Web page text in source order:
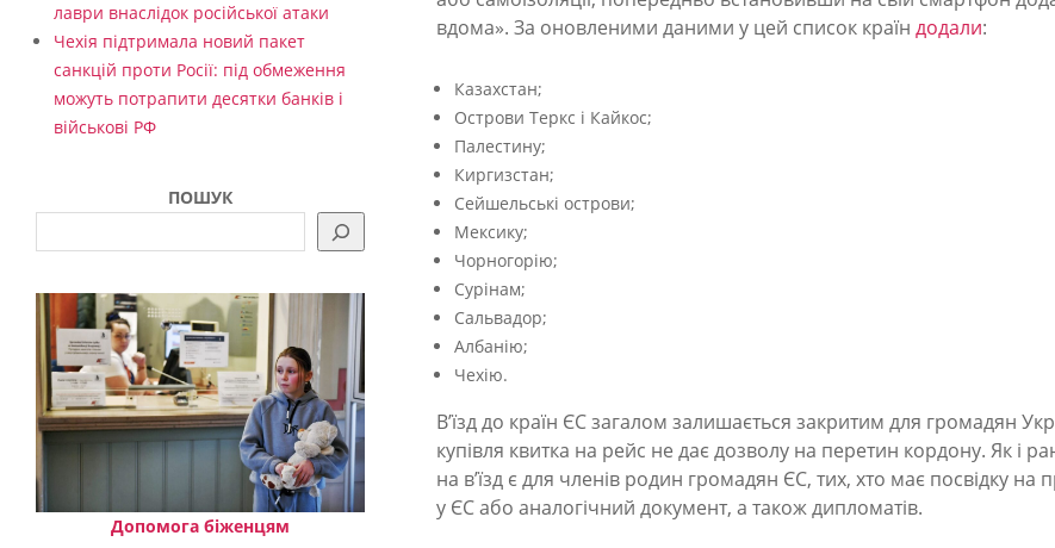
н
з
н
о
в
у
в
і
д
р
а
в
вдома». За оновленими даними у цей список країн додали:
Казахстан;
Острови Теркс і Кайкос;
Палестину;
Киргизстан;
Сейшельські острови;
Мексику;
Чорногорію;
Сурінам;
Сальвадор;
Албанію;
Чехію.
В’їзд до країн ЄС загалом залишається закритим для громадян
купівля квитка на рейс не дає дозволу на перетин кордону. Як і
на в’їзд є для членів родин громадян ЄС, тих, хто має посвідку на
у ЄС або аналогічний документ, а також дипломатів.
лаври внаслідок російської атаки
Чехія підтримала новий пакет
санкцій проти Росії: під обмеження
можуть потрапити десятки банків і
військові РФ
ПОШУК
Допомога біженцям